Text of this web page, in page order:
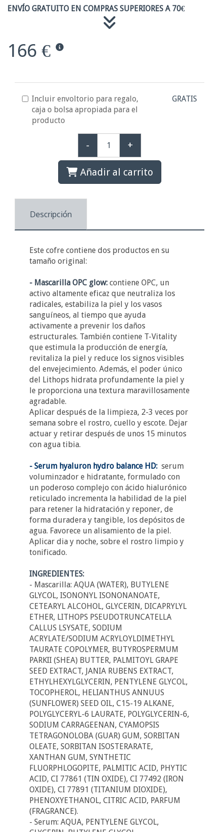
ENVÍO GRATUITO EN COMPRAS SUPERIORES A 70€
166 €
Incluir envoltorio para regalo,
caja o bolsa apropiada para el
producto
GRATIS
- +
Añadir al carrito
Descripción
Este cofre contiene dos productos en su
tamaño original:
- Mascarilla OPC glow: contiene OPC, un
activo altamente eficaz que neutraliza los
radicales, estabiliza la piel y los vasos
sanguíneos, al tiempo que ayuda
activamente a prevenir los daños
estructurales. También contiene T-Vitality
que estimula la producción de energía,
revitaliza la piel y reduce los signos visibles
del envejecimiento. Además, el poder único
del Lithops hidrata profundamente la piel y
le proporciona una textura maravillosamente
agradable.
Aplicar después de la limpieza, 2-3 veces por
semana sobre el rostro, cuello y escote. Dejar
actuar y retirar después de unos 15 minutos
con agua tibia.
- Serum hyaluron hydro balance HD: serum
voluminzador e hidratante, formulado con
un poderoso complejo con ácido hialurónico
reticulado incrementa la habilidad de la piel
para retener la hidratación y reponer, de
forma duradera y tangible, los depósitos de
agua. Favorece un alisamiento de la piel.
Aplicar dia y noche, sobre el rostro limpio y
tonificado.
INGREDIENTES:
- Mascarilla: AQUA (WATER), BUTYLENE
GLYCOL, ISONONYL ISONONANOATE,
CETEARYL ALCOHOL, GLYCERIN, DICAPRYLYL
ETHER, LITHOPS PSEUDOTRUNCATELLA
CALLUS LSYSATE, SODIUM
ACRYLATE/SODIUM ACRYLOYLDIMETHYL
TAURATE COPOLYMER, BUTYROSPERMUM
PARKII (SHEA) BUTTER, PALMITOYL GRAPE
SEED EXTRACT, JANIA RUBENS EXTRACT,
ETHYLHEXYLGLYCERIN, PENTYLENE GLYCOL,
TOCOPHEROL, HELIANTHUS ANNUUS
(SUNFLOWER) SEED OIL, C15-19 ALKANE,
POLYGLYCERYL-6 LAURATE, POLYGLYCERIN-6,
SODIUM CARRAGEENAN, CYAMOPSIS
TETRAGONOLOBA (GUAR) GUM, SORBITAN
OLEATE, SORBITAN ISOSTERARATE,
XANTHAN GUM, SYNTHETIC
FLUORPHLOGOPITE, PALMITIC ACID, PHYTIC
ACID, CI 77861 (TIN OXIDE), CI 77492 (IRON
OXIDE), CI 77891 (TITANIUM DIOXIDE),
PHENOXYETHANOL, CITRIC ACID, PARFUM
(FRAGRANCE).
- Serum: AQUA, PENTYLENE GLYCOL,